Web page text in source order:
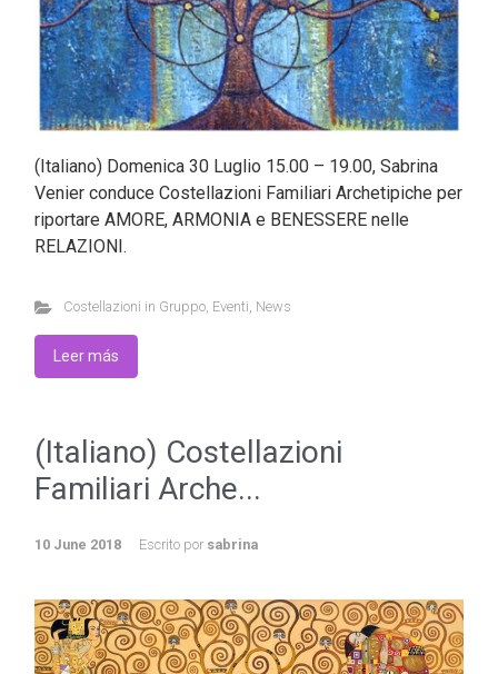
(Italiano) Domenica 30 Luglio 15.00 – 19.00, Sabrina
Venier conduce Costellazioni Familiari Archetipiche per
riportare AMORE, ARMONIA e BENESSERE nelle
RELAZIONI.
Costellazioni in Gruppo, Eventi, News
Leer más
(Italiano) Costellazioni
Familiari Arche...
10 June 2018 Escrito por sabrina